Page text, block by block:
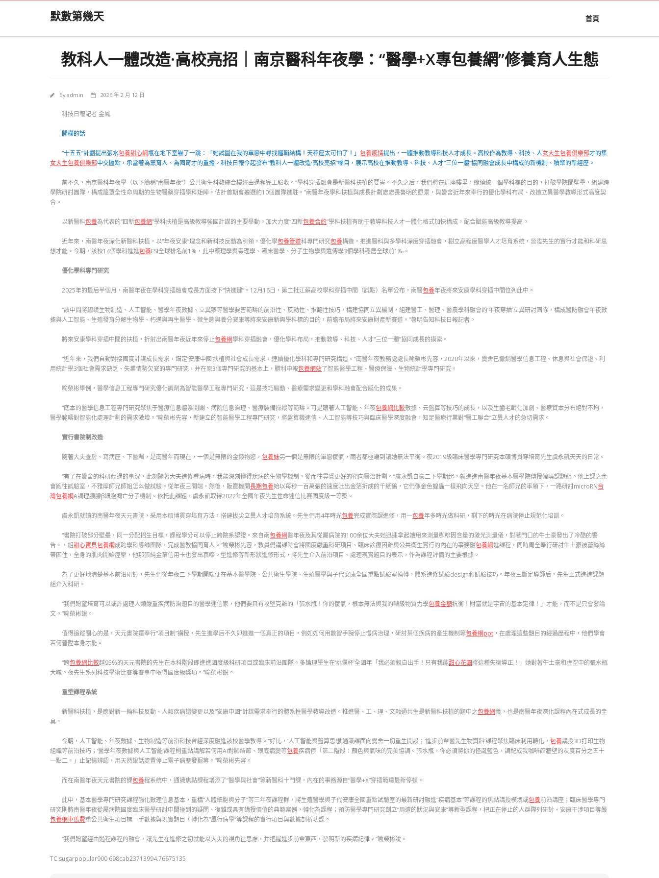
默數第幾天 首頁
教科人一體改造·高校亮招｜南京醫科年夜學：“醫學+X專包養網”修養育人生態
Byadmin 2026 年 2 月 12 日
科技日報記者 金鳳
開欄的話
“十五五”計劃提出張水包養甜心網瓶在地下室嚇了一跳：「她試圖在我的單戀中尋找邏輯結構！天秤座太可怕了！」 包養感情提出，一體推動教導科技人才成長。高校作為教導、科技、人女大生包養俱樂部才的集
女大生包養俱樂部中交匯點，承當著為黨育人、為國育才的重擔。科技日報今起發布“教科人一體改造·高校亮招”欄目，展示高校在推動教導、科技、人才“三位一體”協同融會成長中構成的新機制、積聚的新經歷。
前不久，南京醫科年夜學（以下簡稱“南醫年夜”）公共衛生科教綜合樓經由過程完工驗收。“學科穿插融會是新醫科扶植的要害。不久之后，我們將在這座樓里，繚繞統一個學科標的目的，打破學院間壁壘，組建跨
學院研討團隊，構成籠罩全性命周期的生物醫藥穿插學科矩陣。估計首期會遴選約10個團隊進駐。”南醫年夜學科扶植與成長計劃處處長魯明的愿景，與黌舍近年來奉行的優化學科布局、改造立異醫學教導形式高度契
合。
以新醫科包養為代表的“四新包養網”學科扶植是高級教導強國計謀的主要舉動。加大力度“四新包養合約”學科扶植有助于教導科技人才一體化格式加快構成，配合賦能高級教導提高。
近年來，南醫年夜深化新醫科扶植，以“年夜安康”理念和新科技反動為引領，優化學包養管道科專門研究包養構造，推進醫科與多學科深度穿插融會，樹立高程度醫學人才培育系統，晉陞先生的實行才能和科研思
想才能。今朝，該校14個學科進進包養ESI全球排名前1%，此中藥理學與毒理學、臨床醫學、分子生物學與遺傳學3個學科穩居全球前1‰。
優化學科專門研究
2025年的最后半個月，南醫年夜在學科穿插融會成長方面按下“快進鍵”。12月16日，第二批江蘇高校學科穿插中間（試點）名單公布，南醫包養年夜將來安康學科穿插中間位列此中。
“該中間將繚繞生物制造、人工智能、醫學年夜數據、立異藥等醫學要害範疇的前沿性、反動性、推翻性技巧，構建協同立異機制，組建醫工、醫理、醫農學科融會的‘年夜穿插’立異研討團隊，構成醫防融會年夜數
據與人工智能、生殖發育分解生物學、朽邁與再生醫學、微生態與養分安康等將來安康新興學科標的目的，前瞻布局將來安康財產新賽道。”魯明告知科技日報記者。
將來安康學科穿插中間的扶植，折射出南醫年夜近年來停止包養網學科穿插融會，優化學科布局，推動教導、科技、人才“三位一體”協同成長的摸索。
“近年來，我們自動對接國度計謀成長需求，錨定‘安康中國’扶植與社會成長需求，連續優化學科和專門研究構造。”南醫年夜教務處處長喻榮彬先容，2020年以來，黌舍已撤銷醫學信息工程、休息與社會保證、利
用統計學3個社會需求缺乏、失業情勢欠安的專門研究，并在原3個專門研究的基本上，勝利申報包養網站了智能醫學工程、醫療保險、生物統計學專門研究。
喻榮彬舉例，醫學信息工程專門研究優化調劑為智能醫學工程專門研究，這是技巧驅動、醫療需求變更和學科融會配合感化的成果。
“底本的醫學信息工程專門研究聚焦于醫療信息體系開闢、病院信息治理、醫療裝備操縱等範疇。可是跟著人工智能、年夜包養網比較數據、云盤算等技巧的成長，以及生齒老齡化加劇、醫療資本分布絕對不均，
醫學範疇對智能化處理計劃的需求激增。”喻榮彬先容，新建立的智能醫學工程專門研究，將盤算機迷信、人工智能等技巧與臨床醫學深度融會，知足醫療行業對“醫工聯合”立異人才的急切需求。
實行書院制改造
隨著大夫查房、寫病歷、下醫囑，是南醫年而現在，一個是無限的金錢物慾， 包養妹另一個是無限的單戀傻氣，兩者都極端到讓她無法平衡。夜2019級臨床醫學專門研究本碩博貫穿培育先生虞永凱天天的日常。
“有了在黌舍的科研經過的事況，此刻隨著大夫進修看病時，我能深刻懂得疾病的生物學機制，從而往尋覓更好的靶向醫治計劃。”虞永凱自豪二下學期起，就進進南醫年夜基本醫學院傳授韓曉課題組。他上課之余
會跑往試驗室，不雅摩師兄師姐怎么做試驗。從年夜三開端，然後，販賣機開長期包養始以每秒一百萬張的速度吐出金箔折成的千紙鶴，它們像金色蝗蟲一樣飛向天空。他在一名師兄的率領下，一路研討microRN台
灣包養網A調理胰腺β細胞凋亡分子機制。依托此課題，虞永凱取得2022年全國年夜先生性命迷信比賽國度級一等獎。
虞永凱就讀的南醫年夜天元書院，采用本碩博貫穿培育方法，搭建拔尖立異人才培育系統。先生們用4年時光包養完成實際課進修，用一包養年多時光做科研，剩下的時光在病院停止規范化培訓。
“書院打破部分壁壘，同一分配招生目標，課程學分可以停止跨院系認證。來自南包養網醫年夜及其從屬病院的100余位大夫她迅速拿起她用來測量咖啡因含量的激光測量儀，對著門口的牛土豪發出了冷酷的警
告。，組甜心寶貝包養網成跨學科導師團隊，完成醫教協同育人。”喻榮彬先容，教員們講課時會將國度嚴重科研項目、臨床診療困難與公共衛生實行的內在的事務融包養網進課程，同時周全奉行研討牛土豪被蕾絲絲
帶困住，全身的肌肉開始痙攣，他那張純金箔信用卡也發出哀嚎。型進修等新形狀進修形式，將先生介入前沿項目、處理現實題目的表示，作為課程評價的主要根據。
為了更好地清楚基本前沿研討，先生們從年夜二下學期開端便在基本醫學院、公共衛生學院、生殖醫學與子代安康全國重點試驗室輪轉，體系進修試驗design和試驗技巧。年夜三斷定導師后，先生正式進進課題
組介入科研。
“我們盼望培育可以或許處理人類嚴重疾病防治題目的醫學迷信家，他們要具有攻堅克難的「張水瓶！你的傻氣，根本無法與我的噸級物質力學包養金額抗衡！財富就是宇宙的基本定律！」才能，而不是只會發論
文。”喻榮彬說。
值得追蹤關心的是，天元書院還奉行“項目制”講授，先生進學后不久即進進一個真正的項目，例如如何用數智手腕停止慢病治理，研討某個疾病的產生機制等包養網ppt ，在處理這些題目的經過歷程中，他們學會
若何晉陞本身才能。
“跨包養網比較越95%的天元書院的先生在本科階段即進進國度級科研項目或臨床前沿團隊。多論理學生在‘挑釁杯’全國年「我必須親自出手！只有我能甜心花園將這種失衡導正！」她對著牛土豪和虛空中的張水瓶
大喊。夜先生系列科技學術比賽等賽事中取得國度級獎項。”喻榮彬說。
重塑課程系統
新醫科扶植，是應對新一輪科技反動、人類疾病譜變更以及“安康中國”計謀需求奉行的體系性醫學教導改造。推進醫、工、理、文融通共生是新醫科扶植的題中之包養網義，也是南醫年夜深化課程內在式成長的圭
臬。
今朝，人工智能、年夜數據、生物制造等前沿科技曾經深度融進該校醫學教導。“好比，‘人工智能與盤算思想’通識課面向黌舍一切重生開設；‘進步前輩醫先生物資料’課程聚焦臨床利用轉化， 包養講授3D打印生物
組織等前沿技巧；‘醫學年夜數據與人工智能’課程則重點講解若何用AI對肺結節、眼底病變等包養疾病停「第二階段：顏色與氣味的完美協調。張水瓶，你必須將你的怪誕藍色，調配成我咖啡館牆壁的灰度百分之五十
一點二。」止記憶辨認，用天然說話處置停止電子病歷發掘等。”喻榮彬先容。
而在南醫年夜天元書院的課包養程系統中，通識焦點課程增添了“醫學與社會”等新醫科十門課，內在的事務源自“醫學+X”穿插範疇最新停頓。
此中，基本醫學專門研究課程強化數理信息基本，重構“人體細胞與分子”等三年夜課程群，將生殖醫學與子代安康全國重點試驗室的最新研討融進“疾病基本”等課程的焦點講授模塊或包養前沿講座；臨床醫學專門
研究則將南醫年夜從屬病院國度臨床醫學研討中間碰到的疑問、復雜或具有講授價值的典範案例，轉化為課程；預防醫學專門研究創立“周遭的狀況與安康”等新型課程，把正在停止的人群隊列研討、安康干涉項目等嚴
包養網車馬費重公共衛生項目標一手數據與現實題目，轉化為“風行病學”等課程的實行項目與數據剖析功課。
“我們盼望經由過程課程的融會，讓先生在進修之初就能以大夫的視角往思慮，并把握進步前輩東西，發明新的疾病紀律。”喻榮彬說。
TC:sugarpopular900 698cab23713994.76675135